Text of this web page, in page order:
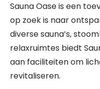
Sauna Oase is een
op zoek is naar
diverse sauna’s,
relaxruimtes biedt
aan faciliteiten om
revitaliseren.